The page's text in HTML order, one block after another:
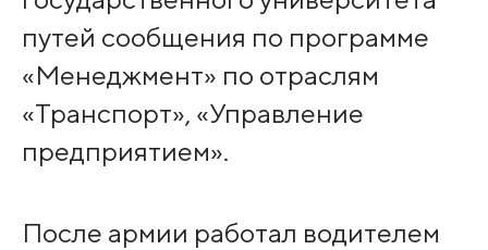
путей сообщения по программе
«Менеджмент» по отраслям
«Транспорт», «Управление
предприятием».
После армии работал водителем